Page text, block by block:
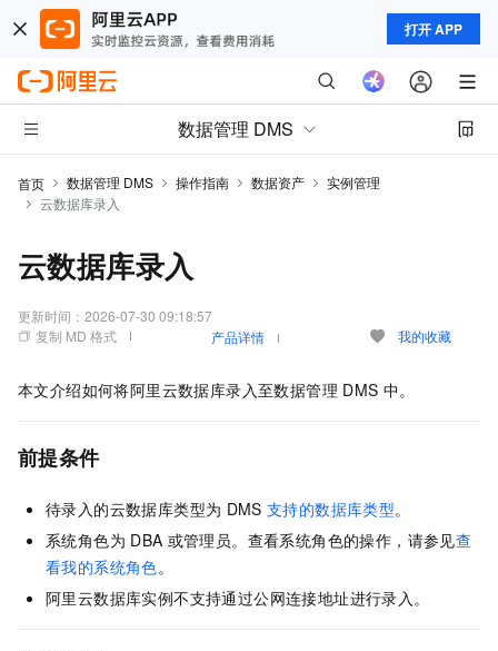
打开 APP
数据管理 DMS
首页 数据管理 DMS 操作指南 数据资产
实例管理
云数据库录入
云数据库录入
更新时间： 2026-07-30 09:18:57
复制 MD 格式
产品详情 我的收藏
本文介绍如何将阿里云数据库录入至数据管理 DMS 中。
前提条件
待录入的云数据库类型为 DMS 支持的数据库类型。
系统角色为 DBA 或管理员。查看系统角色的操作，请参见查
看我的系统角色。
阿里云数据库实例不支持通过公网连接地址进行录入。